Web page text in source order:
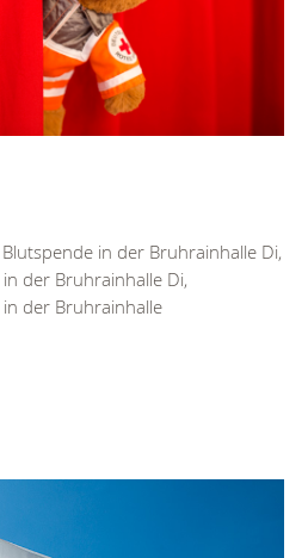
in der Bruhrainhalle Di,
der Bruhrainhalle Di,
der Bruhrainhalle